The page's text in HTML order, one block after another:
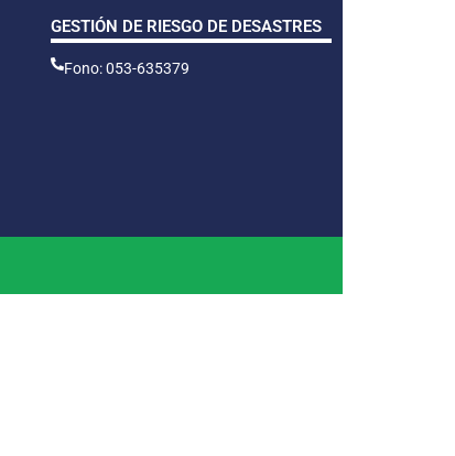
GESTIÓN DE RIESGO DE DESASTRES
Fono: 053-635379